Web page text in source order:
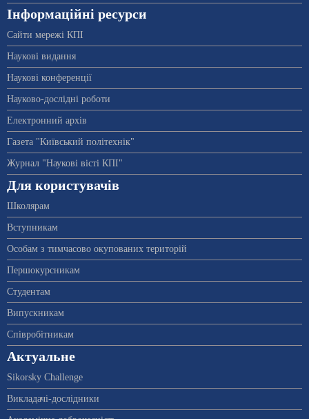
Інформаційні ресурси
Сайти мережі КПІ
Наукові видання
Наукові конференції
Науково-дослідні роботи
Електронний архів
Газета "Київський політехнік"
Журнал "Наукові вісті КПІ"
Для користувачів
Школярам
Вступникам
Особам з тимчасово окупованих територій
Першокурсникам
Студентам
Випускникам
Співробітникам
Актуальне
Sikorsky Challenge
Викладачі-дослідники